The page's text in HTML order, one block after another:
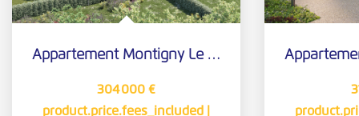
Appartement Montigny Le Bretonneux 3 pièce(s)
304 000 €
product.price.fees_included